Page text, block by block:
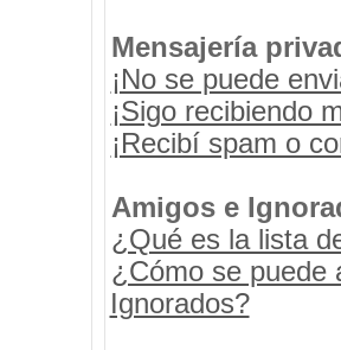
Mensajería
¡No se puede
¡Sigo recibiendo
¡Recibí spam o
Amigos e
¿Qué es la lista
¿Cómo se puede
Ignorados?